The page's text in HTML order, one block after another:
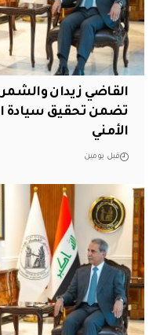
القاضي زيدان
تضمن تحقيق سيادة
الأمني
قبل يومين